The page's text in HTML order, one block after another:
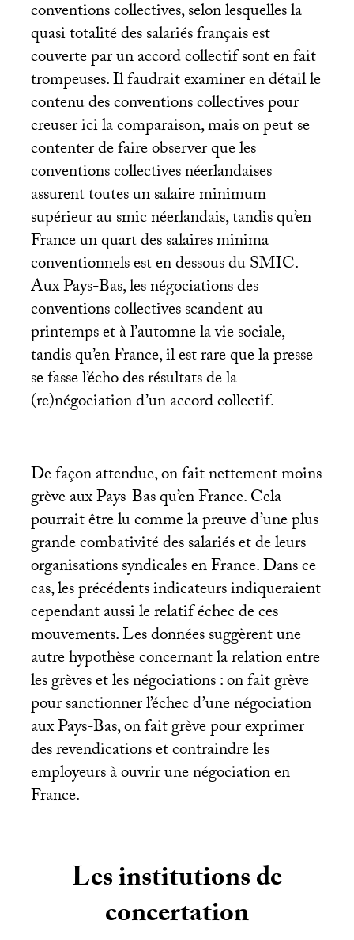
conventions collectives, selon lesquelles la
quasi totalité des salariés français est
couverte par un accord collectif sont en fait
trompeuses. Il faudrait examiner en détail le
contenu des conventions collectives pour
creuser ici la comparaison, mais on peut se
contenter de faire observer que les
conventions collectives néerlandaises
assurent toutes un salaire minimum
supérieur au smic néerlandais, tandis qu’en
France un quart des salaires minima
conventionnels est en dessous duSMIC.
Aux Pays-Bas, les négociations des
conventions collectives scandent au
printemps et à l’automne la vie sociale,
tandis qu’en France, il est rare que la presse
se fasse l’écho des résultats de la
(re)négociation d’un accord collectif.
De façon attendue, on fait nettement moins
grève aux Pays-Bas qu’en France. Cela
pourrait être lu comme la preuve d’une plus
grande combativité des salariés et de leurs
organisations syndicales en France. Dans ce
cas, les précédents indicateurs indiqueraient
cependant aussi le relatif échec de ces
mouvements. Les données suggèrent une
autre hypothèse concernant la relation entre
les grèves et les négociations : on fait grève
pour sanctionner l’échec d’une négociation
aux Pays-Bas, on fait grève pour exprimer
des revendications et contraindre les
employeurs à ouvrir une négociation en
France.
Les institutions de
concertation